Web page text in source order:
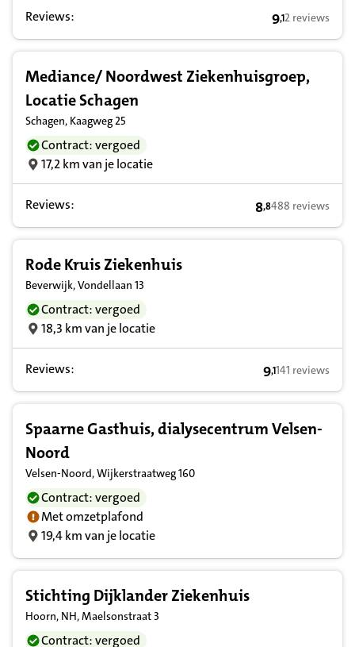
Reviews: 9,1 op basis
9,12 reviews
Mediance/ Noordwest Ziekenhuisgroep,
Locatie Schagen
Schagen, Kaagweg 25
Contract: vergoed
17,2 km van je locatie
Reviews: 8,8 op basis van
8,8488 reviews
Rode Kruis Ziekenhuis
Beverwijk, Vondellaan 13
Contract: vergoed
18,3 km van je locatie
Reviews: 9,1 op basis van
9,1141 reviews
Spaarne Gasthuis, dialysecentrum Velsen-
Noord
Velsen-Noord, Wijkerstraatweg 160
Contract: vergoed
Met omzetplafond
19,4 km van je locatie
Stichting Dijklander Ziekenhuis
Hoorn, NH, Maelsonstraat 3
Contract: vergoed